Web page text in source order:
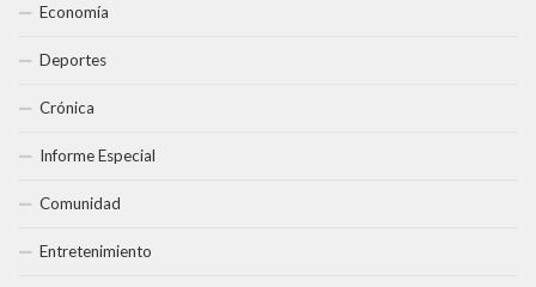
Economía
Deportes
Crónica
Informe Especial
Comunidad
Entretenimiento